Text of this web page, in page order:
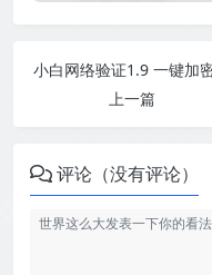
上一篇
评论（没有评论）